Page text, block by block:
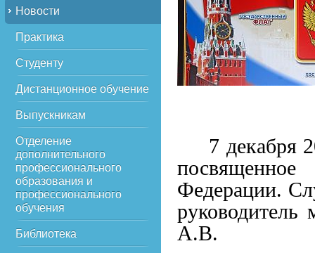
Новости
Практика
Студенту
Дистанционное обучение
Выпускникам
Отделение
дополнительного
профессионального
образования и
профессионального
обучения
Библиотека
7 декабря
посвященное
Федерации.
А.В.